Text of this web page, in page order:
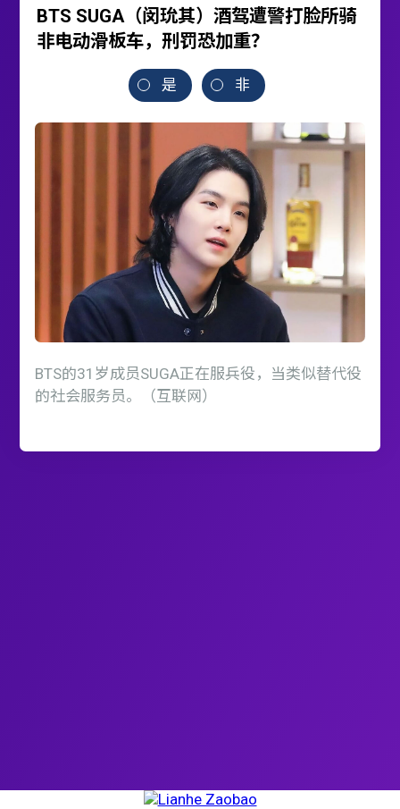
BTS SUGA（闵玧其）酒驾遭警打脸所骑
非电动滑板车，刑罚恐加重？
是 非
BTS的31岁成员SUGA正在服兵役，当类似替代役
的社会服务员。（互联网）